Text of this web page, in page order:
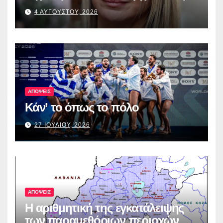
4 ΑΥΓΟΥΣΤΟΥ, 2026
ΑΠΟΨΕΙΣ
Κάν’ το όπως το πόλο
27 ΙΟΥΛΙΟΥ, 2026
ΑΠΟΨΕΙΣ
Η αριθμητική της εγκατάλειψης